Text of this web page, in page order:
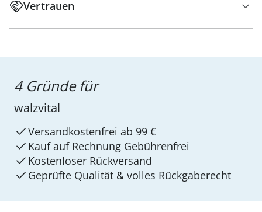
Vertrauen
4 Gründe für
walzvital
Versandkostenfrei ab 99 €
Kauf auf Rechnung Gebührenfrei
Kostenloser Rückversand
Geprüfte Qualität & volles Rückgaberecht